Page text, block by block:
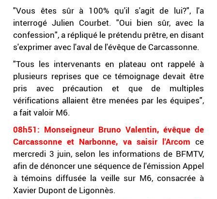
"Vous êtes sûr à 100% qu'il s'agit de lui?", l'a
interrogé Julien Courbet. "Oui bien sûr, avec la
confession", a répliqué le prétendu prêtre, en disant
s'exprimer avec l'aval de l'évêque de Carcassonne.
"Tous les intervenants en plateau ont rappelé à
plusieurs reprises que ce témoignage devait être
pris avec précaution et que de multiples
vérifications allaient être menées par les équipes",
a fait valoir M6.
08h51: Monseigneur Bruno Valentin, évêque de
Carcassonne et Narbonne, va saisir l'Arcom ce
mercredi 3 juin, selon les informations de BFMTV,
afin de dénoncer une séquence de l'émission Appel
à témoins diffusée la veille sur M6, consacrée à
Xavier Dupont de Ligonnès.